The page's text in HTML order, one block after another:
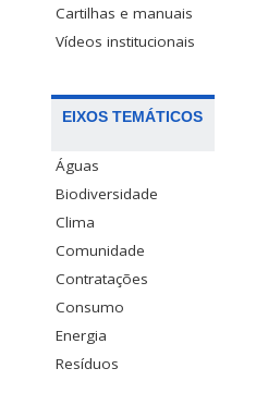
Cartilhas e manuais
Vídeos institucionais
EIXOS TEMÁTICOS
Águas
Biodiversidade
Clima
Comunidade
Contratações
Consumo
Energia
Resíduos